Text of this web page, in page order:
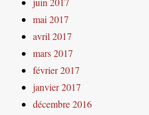
mai 2017
avril 2017
mars 2017
février 2017
janvier 2017
décembre 2016